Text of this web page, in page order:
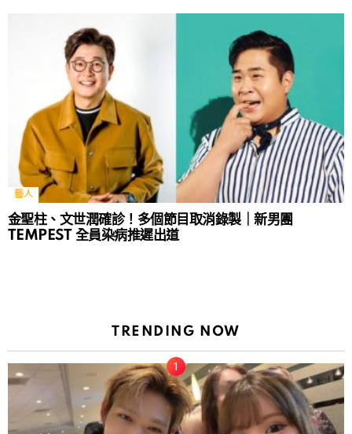
藝人
金聖柱、文世潤確診！多個節目取消錄製｜新男團
TEMPEST 全員染病推遲出道
TRENDING NOW